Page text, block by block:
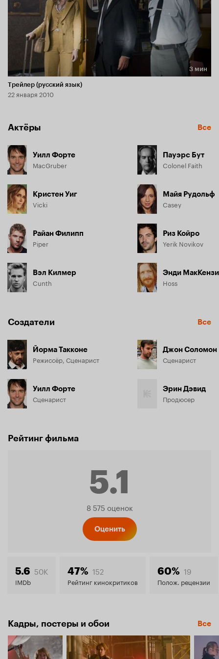
Длительность 3 мин
3 мин
Трейлер (русский язык)
22 января 2010
Актёры Все
Уилл Форте
MacGruber
Кристен Уиг
Vicki
Райан Филипп
Piper
Вэл Килмер
Cunth
Пауэрс Бут
Colonel Faith
Майя Рудольф
Casey
Риз Койро
Yerik Novikov
Энди МакКензи
Hoss
Создатели Все
Йорма Такконе
Режиссёр, Сценарист
Уилл Форте
Сценарист
Джон Соломон
Сценарист
Эрин Дэвид
Продюсер
Рейтинг фильма
5.1
Рейтинг
5.1
8 575 оценок
Оценить
5.6 50K
IMDb
47% 152
Рейтинг кинокритиков
60% 19
Полож. рецензии
Кадры, постеры и обои Все